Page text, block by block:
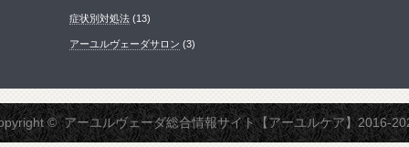
症状別対処法 (13)
アーユルヴェーダサロン (3)
©アーユルヴェーダ総合情報サイト【アーユルケア】2016-